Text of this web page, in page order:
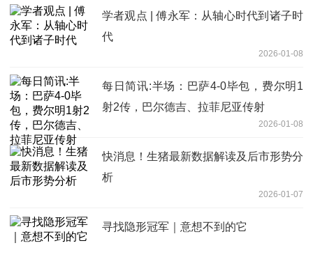
学者观点 | 傅永军：从轴心时代到诸子时
代
2026-01-08
每日简讯:半场：巴萨4-0毕包，费尔明1
射2传，巴尔德吉、拉菲尼亚传射
2026-01-08
快消息！生猪最新数据解读及后市形势分
析
2026-01-07
寻找隐形冠军｜意想不到的它